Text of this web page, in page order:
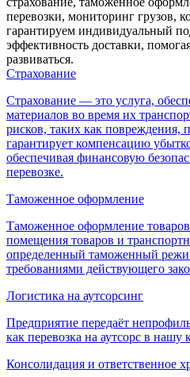
перевозки, мониторинг грузов,
гарантируем индивидуальный
эффективность доставки,
развиваться.
Страхование
Страхование — это услуга,
материалов во время их
рисков, таких как повреждения,
гарантирует компенсацию
обеспечивая финансовую
перевозке.
Таможенное оформление
Таможенное оформление
помещения товаров и
определенный таможенный
требованиями действующего
Логистика на аутсорсинг
Предприятие передаёт
как перевозка на аутсорс в
Консолидация и ответственное